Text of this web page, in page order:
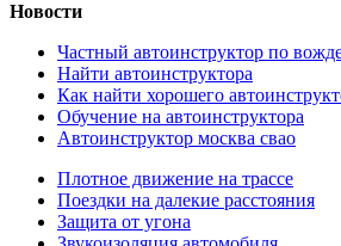
Новости
Частный автоинструктор по
Найти автоинструктора
Как найти хорошего
Обучение на автоинструктора
Автоинструктор москва свао
Плотное движение на трассе
Поездки на далекие расстояния
Защита от угона